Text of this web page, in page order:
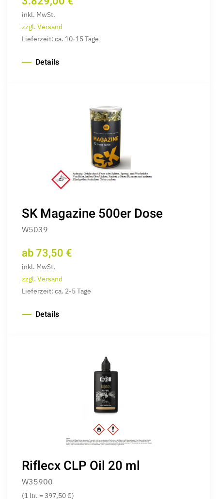
inkl. MwSt.
zzgl. Versand
Lieferzeit: ca. 10-15 Tage
Details
SK Magazine 500er Dose
W5039
ab 73,50 €
inkl. MwSt.
zzgl. Versand
Lieferzeit: ca. 2-5 Tage
Details
Riflecx CLP Oil 20 ml
W35900
(1 ltr. = 397,50 €)